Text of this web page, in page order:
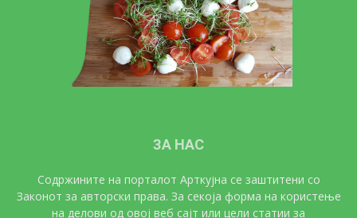
ЗА НАС
Содржините на порталот Арткујна се заштитени со
Законот за авторски права. За секоја форма на користење
на делови од овој веб сајт или цели статии за